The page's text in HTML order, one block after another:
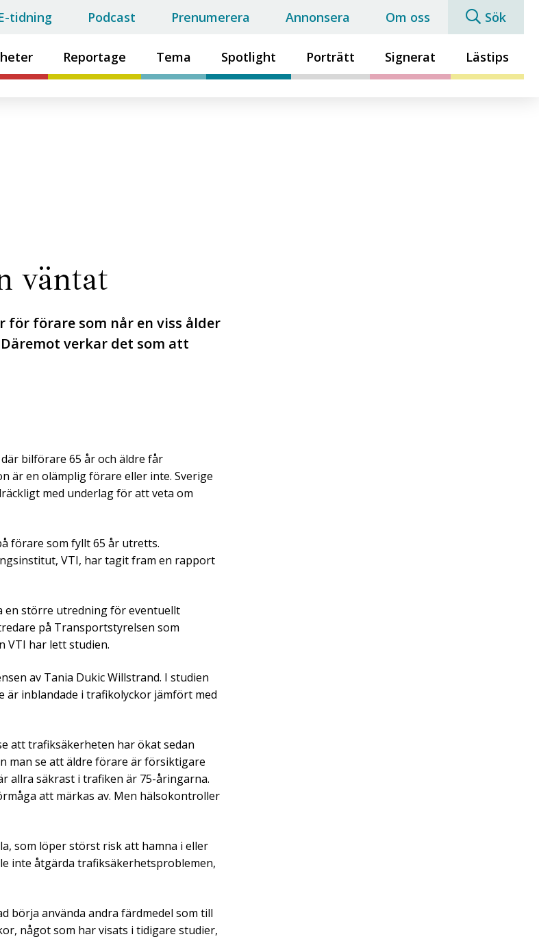
Reportage Tema Spotlight Porträtt Signerat Lästips
tidning Podcast Prenumerera Annonsera Om oss Sök
väntat
för förare som når en viss ålder
verkar det som att
bilförare 65 år och äldre får
är en olämplig förare eller inte. Sverige
med underlag för att veta om
förare som fyllt 65 år utretts.
VTI, har tagit fram en rapport
en större utredning för eventuellt
på Transportstyrelsen som
VTI har lett studien.
av Tania Dukic Willstrand. I studien
är inblandade i trafikolyckor jämfört med
att trafiksäkerheten har ökat sedan
man se att äldre förare är försiktigare
allra säkrast i trafiken är 75-åringarna.
att märkas av. Men hälsokontroller
som löper störst risk att hamna i eller
inte åtgärda trafiksäkerhetsproblemen,
börja använda andra färdmedel som till
något som har visats i tidigare studier,